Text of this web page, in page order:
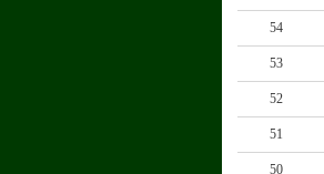
54
53
52
51
50